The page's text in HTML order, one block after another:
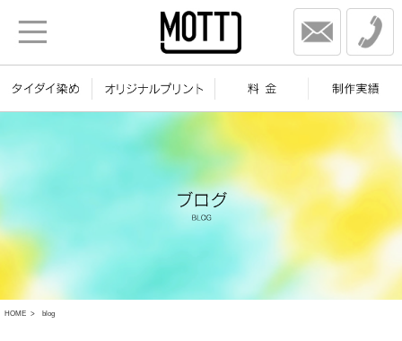
HOME blog